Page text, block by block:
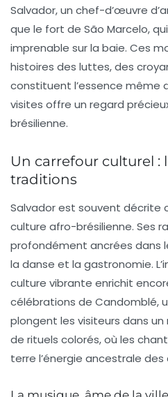
Salvador, un chef-d’œuvre
que le fort de São Marcelo,
imprenable sur la baie. Ces
histoires des luttes, des
constituent l’essence même
visites offre un regard
brésilienne.
Un carrefour culturel :
traditions
Salvador est souvent décrite
culture afro-brésilienne. Ses
profondément ancrées dans
la danse et la gastronomie.
culture vibrante enrichit
célébrations de Candomblé,
plongent les visiteurs dans
de rituels colorés, où les
terre l’énergie ancestrale des